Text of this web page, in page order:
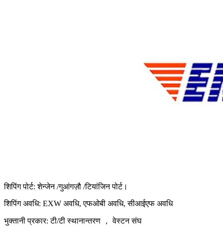
शिपिंग पोर्ट: शेन्जेन /गुआंगज़ौ /टियांजिन पोर्ट।
शिपिंग अवधि: EXW अवधि, एफओबी अवधि, सीआईएफ अवधि
भुक्तानी प्रकार: टी/टी स्थानान्तरण ， वेस्टन संघ